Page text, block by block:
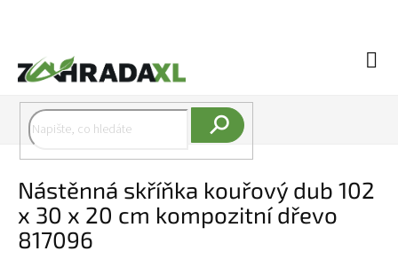
Nástěnná skříňka kouřový dub 102
x 30 x 20 cm kompozitní dřevo
817096